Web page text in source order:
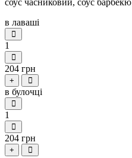
в лаваші
1
204 грн
+
в булочці
1
204 грн
+